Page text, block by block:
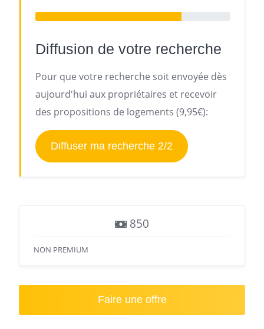
Diffusion de votre recherche
Pour que votre recherche soit envoyée dès
aujourd'hui aux propriétaires et recevoir
des propositions de logements (9,95€):
Diffuser ma recherche 2/2
850
NON PREMIUM
Faire une offre